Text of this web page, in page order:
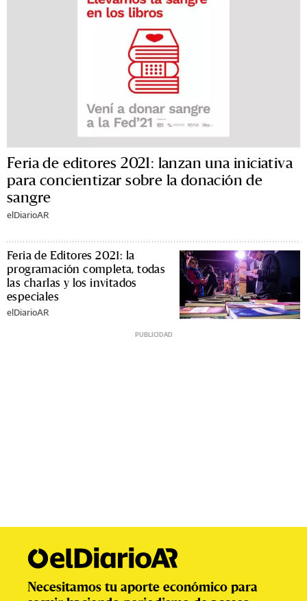
Feria de editores 2021: lanzan una iniciativa
para concientizar sobre la donación de
sangre
elDiarioAR
Feria de Editores 2021: la
programación completa, todas
las charlas y los invitados
especiales
elDiarioAR
Necesitamos tu aporte económico para